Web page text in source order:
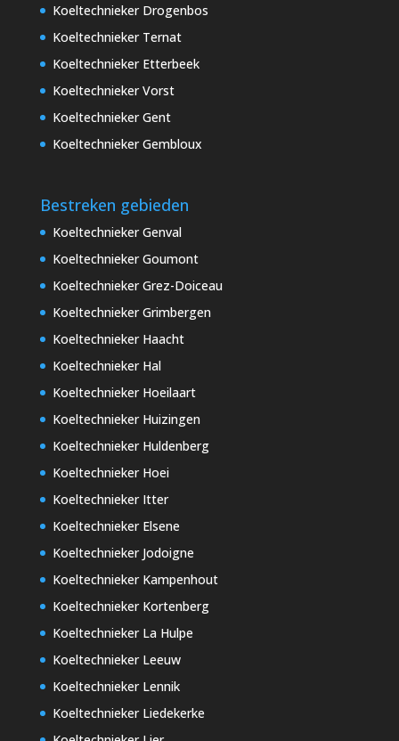
Koeltechnieker Drogenbos
Koeltechnieker Ternat
Koeltechnieker Etterbeek
Koeltechnieker Vorst
Koeltechnieker Gent
Koeltechnieker Gembloux
Bestreken gebieden
Koeltechnieker Genval
Koeltechnieker Goumont
Koeltechnieker Grez-Doiceau
Koeltechnieker Grimbergen
Koeltechnieker Haacht
Koeltechnieker Hal
Koeltechnieker Hoeilaart
Koeltechnieker Huizingen
Koeltechnieker Huldenberg
Koeltechnieker Hoei
Koeltechnieker Itter
Koeltechnieker Elsene
Koeltechnieker Jodoigne
Koeltechnieker Kampenhout
Koeltechnieker Kortenberg
Koeltechnieker La Hulpe
Koeltechnieker Leeuw
Koeltechnieker Lennik
Koeltechnieker Liedekerke